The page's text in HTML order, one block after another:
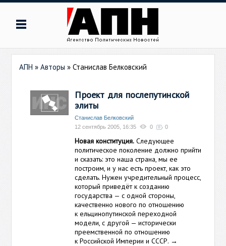
АПН »Авторы »Станислав Белковский
Проект для послепутинской
элиты
Станислав Белковский
12 сентябрь 2005, 16:35
0 0
Новая конституция. Следующее
политическое поколение должно прийти
и сказать: это наша страна, мы ее
построим, и у нас есть проект, как это
сделать. Нужен учредительный процесс,
который приведёт к созданию
государства — с одной стороны,
качественно нового по отношению
к ельцинопутинской переходной
модели, с другой — исторически
преемственной по отношению
к Российской Империи и СССР. →